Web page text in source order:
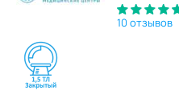
10 отзывов